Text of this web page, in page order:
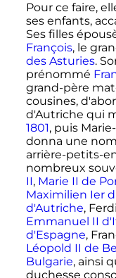
Pour ce faire,
ses enfants,
Ses filles
François, le
des Asturies.
prénommé
grand-père
cousines,
d'Autriche qui
1801, puis
donna une
arrière-petits-
nombreux
II, Marie II de
Maximilien Ier
d'Autriche,
Emmanuel II
d'Espagne,
Léopold II de
Bulgarie, ainsi
duchesse